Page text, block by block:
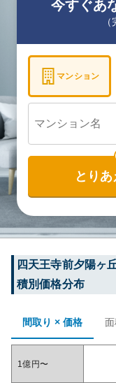
今すぐあ
マンション
とり
四天王寺前夕陽ヶ
積別価格分布
間取り × 価格
1億円〜